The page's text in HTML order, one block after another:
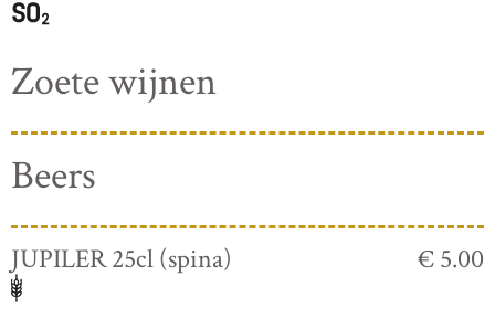
Zoete wijnen
Beers
JUPILER 25cl (spina) € 5.00